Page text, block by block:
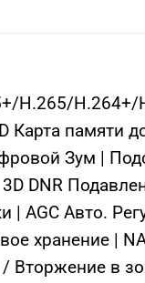
H.265/H.264+/
Карта памяти
Зум |
DNR
AGC Авто.
хранение |
Вторжение в